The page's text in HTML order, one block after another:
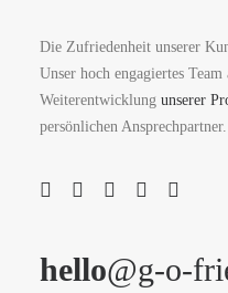
Die Zufriedenheit unserer
Unser hoch engagiertes
Weiterentwicklung unserer
persönlichen Ansprechpartner.
hello@g-o-